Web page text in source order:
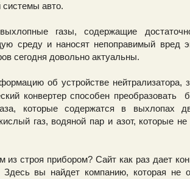
системы авто.
газы, содержащие
среду и наносят непоправимый вред
сегодня довольно актуальны.
об устройстве нейтрализатора,
конвертер способен преобразовать
которые содержатся в выхлопах
газ, водяной пар и азот, которые не
строя прибором? Сайт как раз дает
Здесь вы найдет компанию, которая не